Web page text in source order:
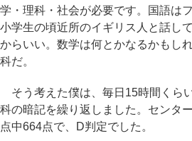
学・理科・社会が必要です。国語は
小学生の頃近所のイギリス人と話し
からいい。数学は何とかなるかもし
科だ。
そう考えた僕は、毎日15時間くら
科の暗記を繰り返しました。センタ
点中664点で、D判定でした。